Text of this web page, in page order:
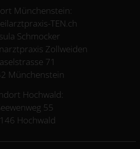
Münchenstein:
TEN.ch
Schmocker
Zollweiden
71
Münchenstein
Hochwald:
55
Hochwald